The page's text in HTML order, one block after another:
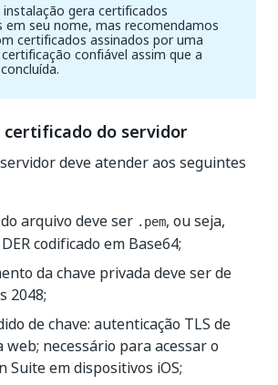
gera certificados
em seu nome, mas recomendamos
certificados assinados por uma
confiável assim que a
certificado do servidor
deve atender aos seguintes
arquivo deve ser .pem, ou seja,
codificado em Base64;
da chave privada deve ser de
2048;
de chave: autenticação TLS de
web; necessário para acessar o
Suite em dispositivos iOS;